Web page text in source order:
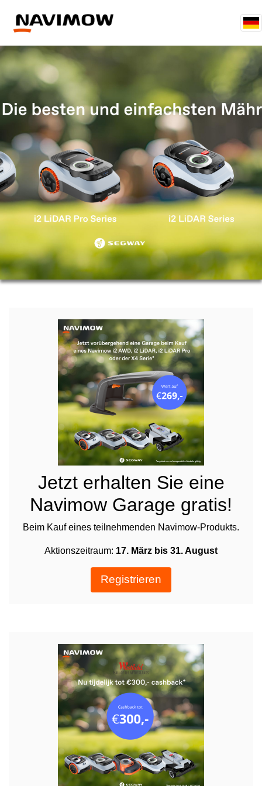
Jetzt erhalten Sie eine
Navimow Garage gratis!
Beim Kauf eines teilnehmenden Navimow-Produkts.
Aktionszeitraum: 17. März bis 31. August
Registrieren